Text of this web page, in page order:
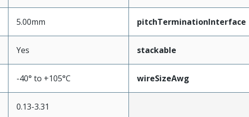
5.00mm pitchTerminationInterface
Yes stackable
-40° to +105°C wireSizeAwg
0.13-3.31